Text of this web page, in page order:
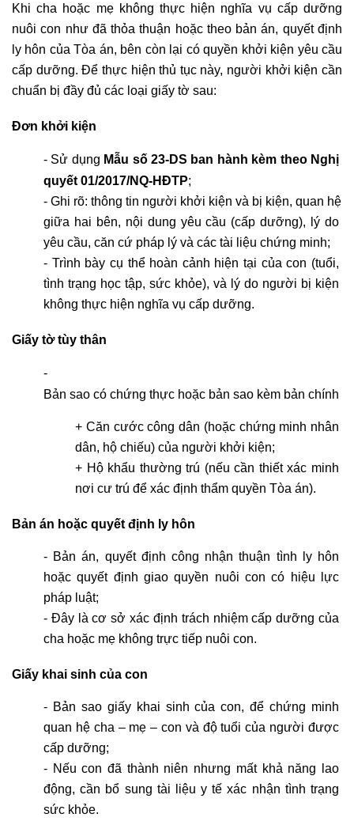
Khi cha hoặc mẹ không thực hiện nghĩa vụ cấp dưỡng
nuôi con như đã thỏa thuận hoặc theo bản án, quyết định
ly hôn của Tòa án, bên còn lại có quyền khởi kiện yêu cầu
cấp dưỡng. Để thực hiện thủ tục này, người khởi kiện cần
chuẩn bị đầy đủ các loại giấy tờ sau:
Đơn khởi kiện
- Sử dụng Mẫu số 23-DS ban hành kèm theo Nghị
quyết 01/2017/NQ-HĐTP;
- Ghi rõ: thông tin người khởi kiện và bị kiện, quan hệ
giữa hai bên, nội dung yêu cầu (cấp dưỡng), lý do
yêu cầu, căn cứ pháp lý và các tài liệu chứng minh;
- Trình bày cụ thể hoàn cảnh hiện tại của con (tuổi,
tình trạng học tập, sức khỏe), và lý do người bị kiện
không thực hiện nghĩa vụ cấp dưỡng.
Giấy tờ tùy thân
-
Bản sao có chứng thực hoặc bản sao kèm bản chính
+ Căn cước công dân (hoặc chứng minh nhân
dân, hộ chiếu) của người khởi kiện;
+ Hộ khẩu thường trú (nếu cần thiết xác minh
nơi cư trú để xác định thẩm quyền Tòa án).
Bản án hoặc quyết định ly hôn
- Bản án, quyết định công nhận thuận tình ly hôn
hoặc quyết định giao quyền nuôi con có hiệu lực
pháp luật;
- Đây là cơ sở xác định trách nhiệm cấp dưỡng của
cha hoặc mẹ không trực tiếp nuôi con.
Giấy khai sinh của con
- Bản sao giấy khai sinh của con, để chứng minh
quan hệ cha – mẹ – con và độ tuổi của người được
cấp dưỡng;
- Nếu con đã thành niên nhưng mất khả năng lao
động, cần bổ sung tài liệu y tế xác nhận tình trạng
sức khỏe.